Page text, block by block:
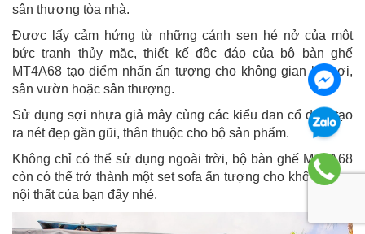
sân thượng tòa nhà.
Được lấy cảm hứng từ những cánh sen hé nở của một
bức tranh thủy mặc, thiết kế độc đáo của bộ bàn ghế
MT4A68 tạo điểm nhấn ấn tượng cho không gian hồ bơi,
sân vườn hoặc sân thượng.
Sử dụng sợi nhựa giả mây cùng các kiểu đan cổ điển tạo
ra nét đẹp gần gũi, thân thuộc cho bộ sản phẩm.
Không chỉ có thể sử dụng ngoài trời, bộ bàn ghế MT4A68
còn có thể trở thành một set sofa ấn tượng cho không gian
nội thất của bạn đấy nhé.